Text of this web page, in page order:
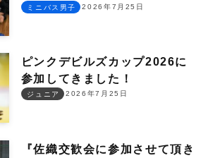
2026年7月25日
ミニバス男子
ピンクデビルズカップ2026に
参加してきました！
2026年7月25日
ジュニア
『佐織交歓会に参加させて頂き